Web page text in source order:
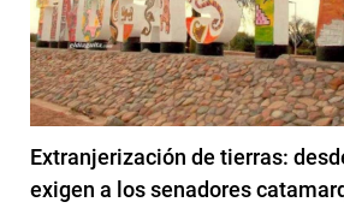
Extranjerización de tierras:
exigen a los senadores